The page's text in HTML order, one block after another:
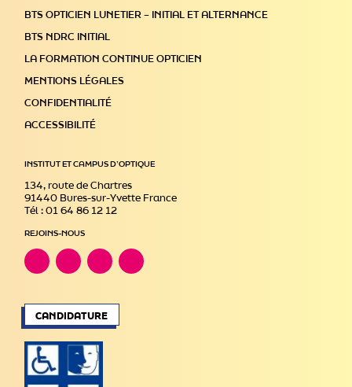
BTS OPTICIEN LUNETIER – INITIAL ET ALTERNANCE
BTS NDRC INITIAL
LA FORMATION CONTINUE OPTICIEN
MENTIONS LÉGALES
CONFIDENTIALITÉ
ACCESSIBILITÉ
INSTITUT ET CAMPUS D’OPTIQUE
134, route de Chartres
91440 Bures-sur-Yvette France
Tél : 01 64 86 12 12
REJOINS-NOUS
CANDIDATURE